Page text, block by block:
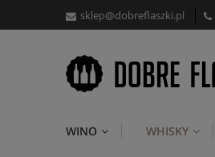
sklep@dobreflaszki.pl
WINO WHISKY